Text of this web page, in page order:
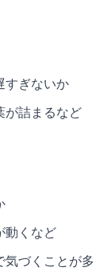
すぎないか
が詰まるなど
動くなど
気づくことが多